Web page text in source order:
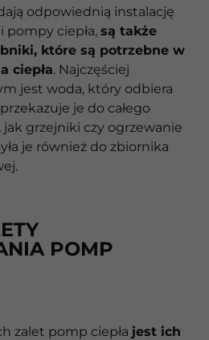
odpowiednią instalację
pompy ciepła, są także
które są potrzebne w
ciepła. Najczęściej
jest woda, który odbiera
je do całego
grzejniki czy ogrzewanie
je również do zbiornika
POMP
zalet pomp ciepła jest ich